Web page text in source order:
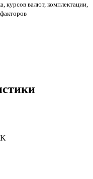
курсов валют, комплектации,